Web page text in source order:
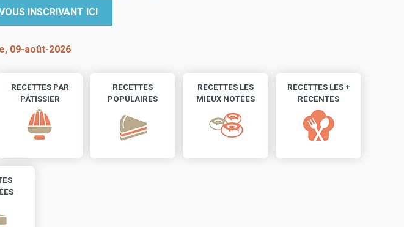
INSCRIVANT ICI
09-août-2026
RECETTES PAR
PÂTISSIER
RECETTES
POPULAIRES
RECETTES LES
MIEUX NOTÉES
RECETTES LES +
RÉCENTES